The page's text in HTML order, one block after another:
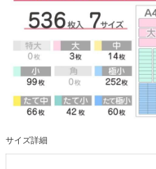
サイズ詳細